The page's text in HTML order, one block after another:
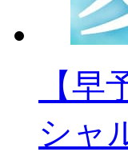
【
シャ